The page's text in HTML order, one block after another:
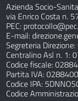
Azienda Socio-
via Enrico Costa n.
PEC:
E-mail:
Segreteria
Centralino Asl n. 1:
Codice fiscale:
Partita IVA:
Codice IPA:
Codice